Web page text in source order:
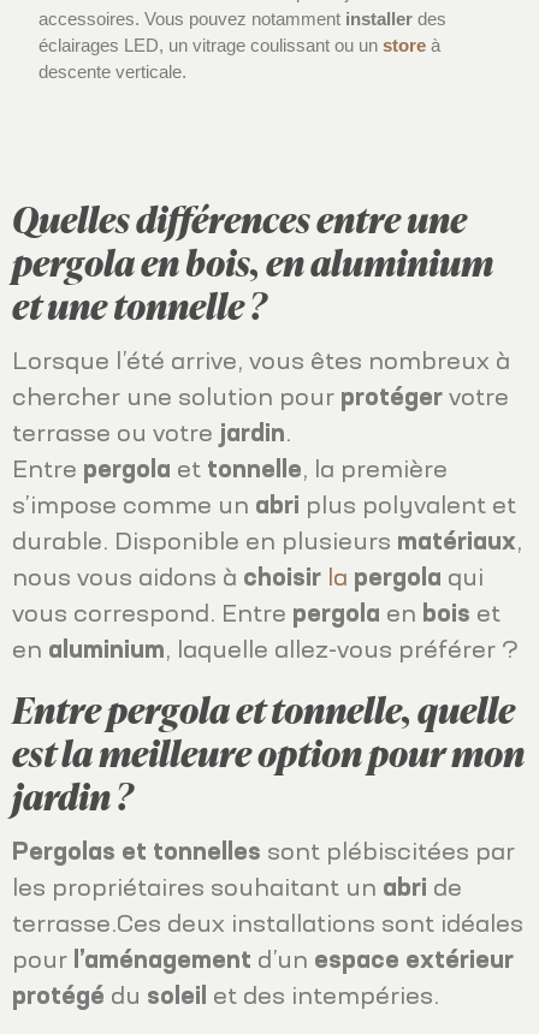
accessoires. Vous pouvez notamment installer des
éclairages LED, un vitrage coulissant ou unstore à
descente verticale.
Quelles différences entre une
pergola en bois, en aluminium
et une tonnelle ?
Lorsque l’été arrive, vous êtes nombreux à
chercher une solution pour protéger votre
terrasse ou votre jardin.
Entre pergola et tonnelle, la première
s’impose comme un abri plus polyvalent et
durable. Disponible en plusieurs matériaux,
nous vous aidons à choisir la pergola qui
vous correspond. Entre pergola en bois et
en aluminium, laquelle allez-vous préférer ?
Entre pergola et tonnelle, quelle
est la meilleure option pour mon
jardin ?
Pergolas et tonnelles sont plébiscitées par
les propriétaires souhaitant un abri de
terrasse.Ces deux installations sont idéales
pour l’aménagement d’un espace extérieur
protégé du soleil et des intempéries.